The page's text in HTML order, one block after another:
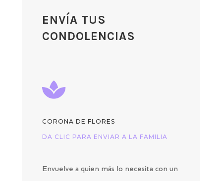
ENVÍA TUS
CONDOLENCIAS

CORONA DE FLORES
DA CLIC PARA ENVIAR A LA FAMILIA
Envuelve a quien más lo necesita con un